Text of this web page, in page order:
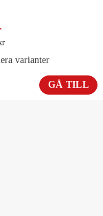
varianter
GÅ TILL